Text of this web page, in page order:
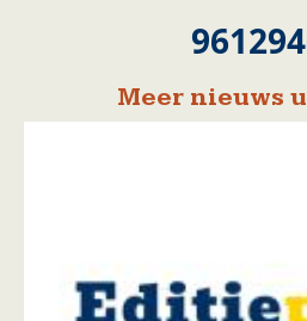
Meer nieuws